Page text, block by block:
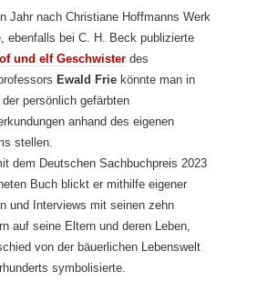
Jahr nach Christiane Hoffmanns Werk
ebenfalls bei C. H. Beck publizierte
und elf Geschwister des
Ewald Frie könnte man in
persönlich gefärbten
anhand des eigenen
stellen.
dem Deutschen Sachbuchpreis 2023
Buch blickt er mithilfe eigener
und Interviews mit seinen zehn
auf seine Eltern und deren Leben,
von der bäuerlichen Lebenswelt
symbolisierte.